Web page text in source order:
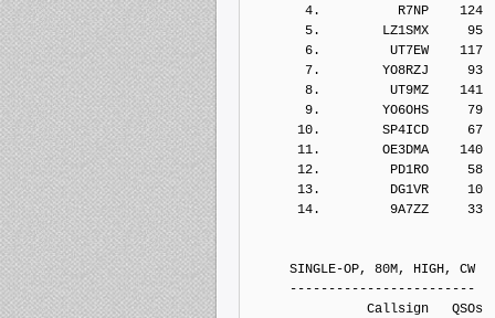
4.          R7NP    124
5.        LZ1SMX     95
6.         UT7EW    117
7.        YO8RZJ     93
8.         UT9MZ    141
9.        YO6OHS     79
10.        SP4ICD     67
11.        OE3DMA    140
12.         PD1RO     58
13.         DG1VR     10
14.         9A7ZZ     33
SINGLE-OP, 80M, HIGH, CW
------------------------
Callsign   QSOs  Points